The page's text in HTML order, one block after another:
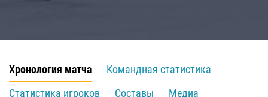
Хронология матча
Командная статистика
Статистика игроков
Составы
Медиа